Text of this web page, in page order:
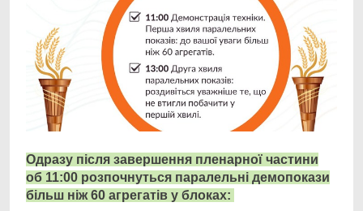
Одразу після завершення пленарної частини
об 11:00 розпочнуться паралельні демопокази
більш ніж 60 агрегатів у блоках: